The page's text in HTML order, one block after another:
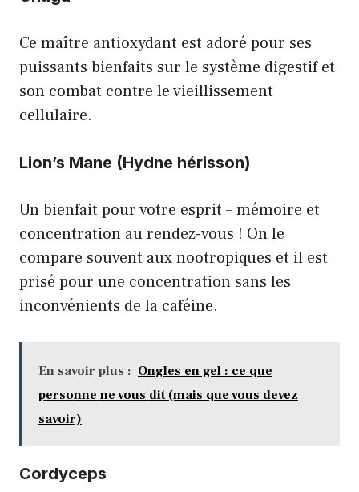
Ce maître antioxydant est adoré pour ses
puissants bienfaits sur le système digestif et
son combat contre le vieillissement
cellulaire.
Lion’s Mane (Hydne hérisson)
Un bienfait pour votre esprit – mémoire et
concentration au rendez-vous ! On le
compare souvent aux nootropiques et il est
prisé pour une concentration sans les
inconvénients de la caféine.
En savoir plus : Ongles en gel : ce que
personne ne vous dit (mais que vous devez
savoir)
Cordyceps